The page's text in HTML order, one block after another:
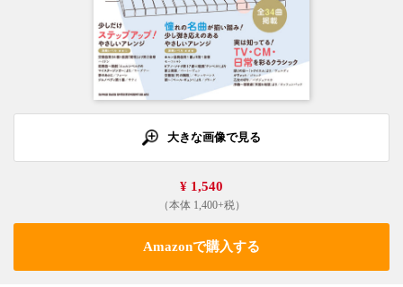
大きな画像で見る
¥ 1,540
（本体 1,400+税）
Amazonで購入する